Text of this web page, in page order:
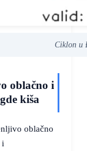
Ciklon u
oblačno i
kiša
oblačno
i